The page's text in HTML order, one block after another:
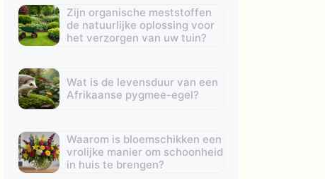
Zijn organische meststoffen
de natuurlijke oplossing voor
het verzorgen van uw tuin?
Wat is de levensduur van een
Afrikaanse pygmee-egel?
Waarom is bloemschikken een
vrolijke manier om schoonheid
in huis te brengen?